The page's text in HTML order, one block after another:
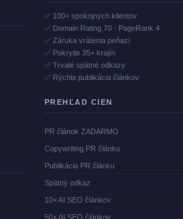
✅ 100+ spokojných klientov
✅ Domain Rating 70 · PageRank 4
✅ Záruka vrátenia peňazí
✅ Pokrytie 35+ krajín
✅ Trvalé spätné odkazy
✅ Rýchla publikácia článkov
PREHĽAD CIEN
PR článok ZADARMO
Copywriting PR článku
Publikácia PR článku
Spätný odkaz
10× AI SEO článkov
50× AI SEO článkov